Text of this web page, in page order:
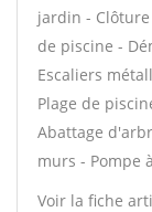
jardin -
de piscine -
Escaliers
Plage de
Abattage
murs - Pompe
Voir la fiche